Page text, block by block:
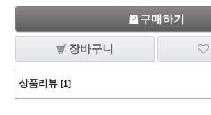
구매하기
장바구니
상품리뷰 [1]